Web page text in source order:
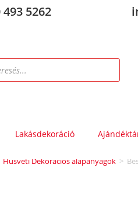
493 5262
Lakásdekoráció
Húsvéti Dekorációs alapanyagok >